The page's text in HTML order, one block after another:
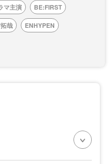
マ主演
BE:FIRST
哉
ENHYPEN